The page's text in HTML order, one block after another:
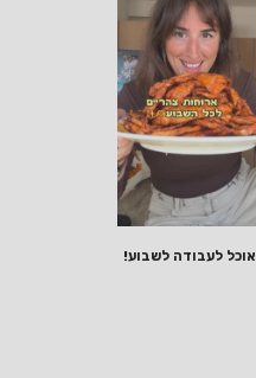
אוכל לעבודה לשבוע!